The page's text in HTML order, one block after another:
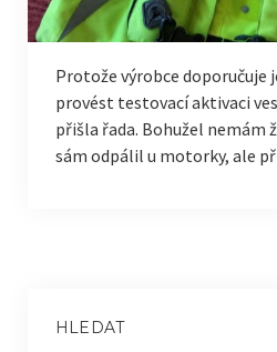
Přehled (Drnovice 771)
Servisní data senzorů
Přehled (Roštín 78)
Protože výrobce doporučuje
provést testovací aktivaci
přišla řada. Bohužel nemám
sám odpálil u motorky, ale
HLEDAT